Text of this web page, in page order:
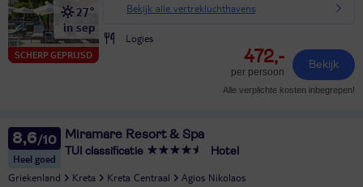
SCHERP GEPRIJSD
27°
in sep
Bekijk alle vertrekluchthavens
Logies
472,-
per persoon
Bekijk
Alle verplichte kosten inbegrepen!
8,6
Heel goed
Miramare Resort & Spa
TUI classificatie Hotel
Griekenland Kreta Kreta Centraal Agios Nikolaos